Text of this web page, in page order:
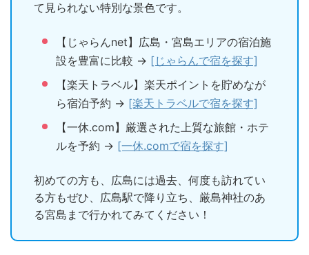
て見られない特別な景色です。
【じゃらんnet】広島・宮島エリアの宿泊施
設を豊富に比較 → [じゃらんで宿を探す]
【楽天トラベル】楽天ポイントを貯めなが
ら宿泊予約 → [楽天トラベルで宿を探す]
【一休.com】厳選された上質な旅館・ホテ
ルを予約 → [一休.comで宿を探す]
初めての方も、広島には過去、何度も訪れてい
る方もぜひ、広島駅で降り立ち、厳島神社のあ
る宮島まで行かれてみてください！